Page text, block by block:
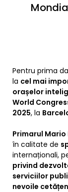
Pentru prima
la cel mai
orașelor
World
2025, la
Primarul Mario
în calitate de
internaționali,
privind
serviciilor
nevoile